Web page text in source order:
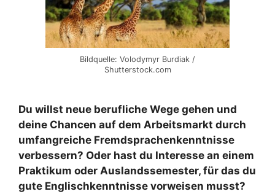
Bildquelle: Volodymyr Burdiak /
Shutterstock.com
Du willst neue berufliche Wege gehen und
deine Chancen auf dem Arbeitsmarkt durch
umfangreiche Fremdsprachenkenntnisse
verbessern? Oder hast du Interesse an einem
Praktikum oder Auslandssemester, für das du
gute Englischkenntnisse vorweisen musst?